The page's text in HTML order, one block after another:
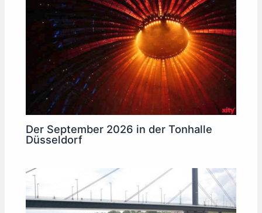
Der September 2026 in der Tonhalle
Düsseldorf